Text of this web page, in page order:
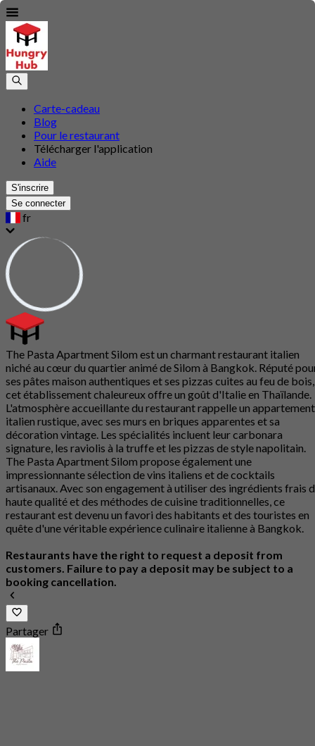
Carte-cadeau
Blog
Pour le restaurant
Télécharger l'application
Aide
S'inscrire
Se connecter
fr
The Pasta Apartment Silom est un charmant restaurant italien
niché au cœur du quartier animé de Silom à Bangkok. Réputé
ses pâtes maison authentiques et ses pizzas cuites au feu de bois,
cet établissement chaleureux offre un goût d'Italie en Thaïlande.
L'atmosphère accueillante du restaurant rappelle un appartement
italien rustique, avec ses murs en briques apparentes et sa
décoration vintage. Les spécialités incluent leur carbonara
signature, les raviolis à la truffe et les pizzas de style napolitain.
The Pasta Apartment Silom propose également une
impressionnante sélection de vins italiens et de cocktails
artisanaux. Avec son engagement à utiliser des ingrédients frais
haute qualité et des méthodes de cuisine traditionnelles, ce
restaurant est devenu un favori des habitants et des touristes en
quête d'une véritable expérience culinaire italienne à Bangkok.
Restaurants have the right to request a deposit from
customers. Failure to pay a deposit may be subject to a
booking cancellation.
Partager